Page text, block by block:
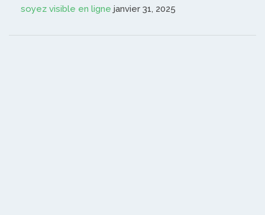
soyez visible en ligne janvier 31, 2025